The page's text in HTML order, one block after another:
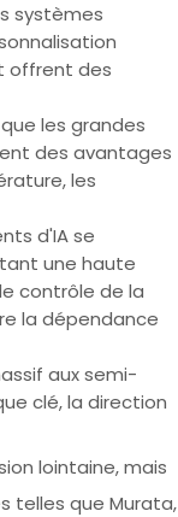
systèmes
offrent des
les grandes
des avantages
les
d'IA se
une haute
contrôle de la
la dépendance
aux semi-
clé, la direction
lointaine, mais
telles que Murata,